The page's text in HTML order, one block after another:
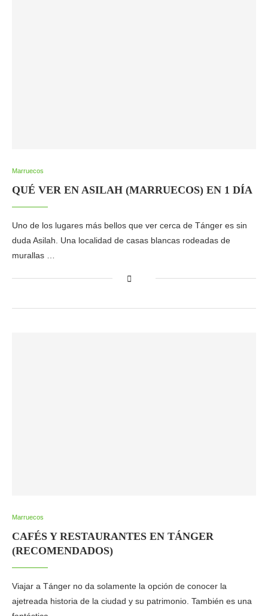
Marruecos
QUÉ VER EN ASILAH (MARRUECOS) EN 1 DÍA
Uno de los lugares más bellos que ver cerca de Tánger es sin
duda Asilah. Una localidad de casas blancas rodeadas de
murallas …
Marruecos
CAFÉS Y RESTAURANTES EN TÁNGER
(RECOMENDADOS)
Viajar a Tánger no da solamente la opción de conocer la
ajetreada historia de la ciudad y su patrimonio. También es una